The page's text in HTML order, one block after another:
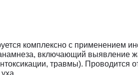
комплексно с применением
включающий выявление
травмы). Проводится